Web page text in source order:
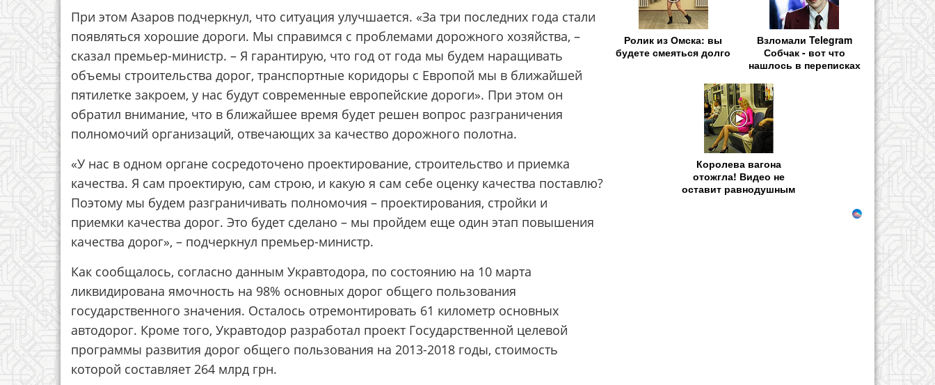
При этом Азаров подчеркнул, что ситуация улучшается. «За три последних года стали
появляться хорошие дороги. Мы справимся с проблемами дорожного хозяйства, –
сказал премьер-министр. – Я гарантирую, что год от года мы будем наращивать
объемы строительства дорог, транспортные коридоры с Европой мы в ближайшей
пятилетке закроем, у нас будут современные европейские дороги». При этом он
обратил внимание, что в ближайшее время будет решен вопрос разграничения
полномочий организаций, отвечающих за качество дорожного полотна.
«У нас в одном органе сосредоточено проектирование, строительство и приемка
качества. Я сам проектирую, сам строю, и какую я сам себе оценку качества поставлю?
Поэтому мы будем разграничивать полномочия – проектирования, стройки и
приемки качества дорог. Это будет сделано – мы пройдем еще один этап повышения
качества дорог», – подчеркнул премьер-министр.
Как сообщалось, согласно данным Укравтодора, по состоянию на 10 марта
ликвидирована ямочность на 98% основных дорог общего пользования
государственного значения. Осталось отремонтировать 61 километр основных
автодорог. Кроме того, Укравтодор разработал проект Государственной целевой
программы развития дорог общего пользования на 2013-2018 годы, стоимость
которой составляет 264 млрд грн.
Ролик из Омска: вы
будете смеяться долго
Взломали Telegram
Собчак - вот что
нашлось в переписках
Королева вагона
отожгла! Видео не
оставит равнодушным